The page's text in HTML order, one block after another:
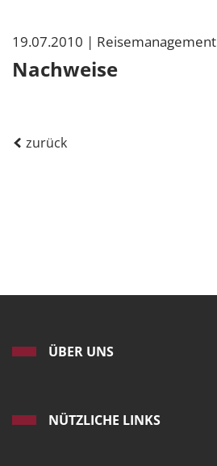
19.07.2010 | Reisemanagement
Nachweise
zurück
ÜBER UNS
NÜTZLICHE LINKS